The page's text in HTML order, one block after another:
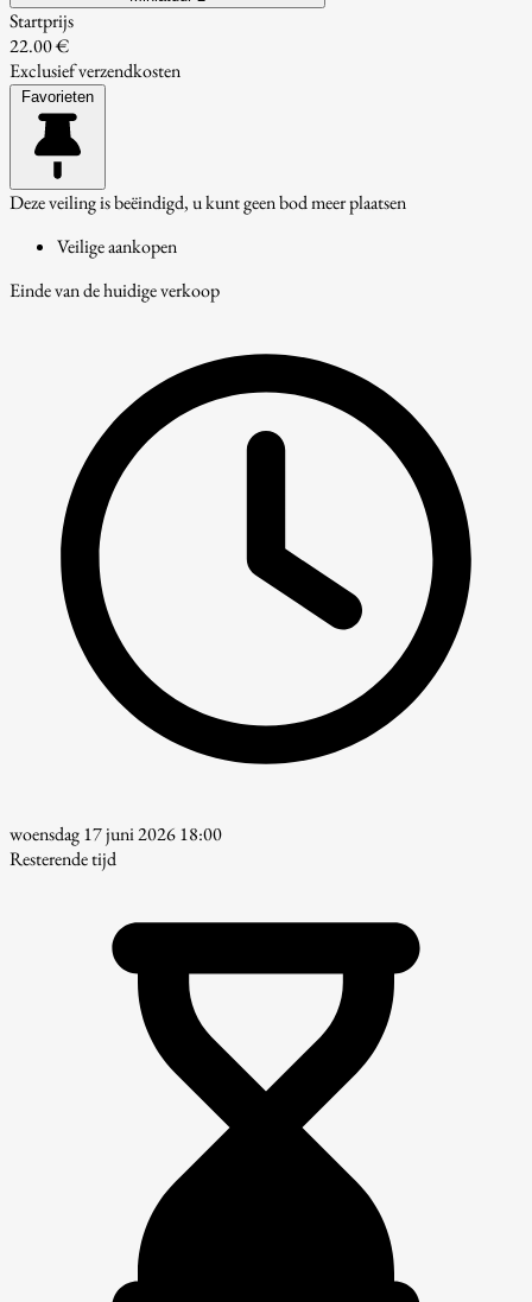
Startprijs
22.00 €
Exclusief verzendkosten
Favorieten
Deze veiling is beëindigd, u kunt geen bod meer plaatsen
Veilige aankopen
Einde van de huidige verkoop
woensdag 17 juni 2026 18:00
Resterende tijd